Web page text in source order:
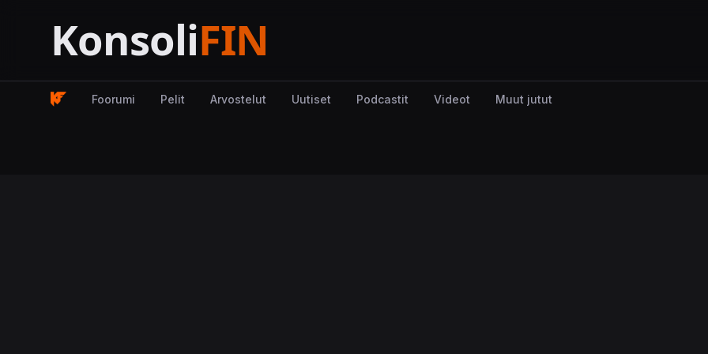
Foorumi Pelit Arvostelut Uutiset Podcastit Videot Muut jutut